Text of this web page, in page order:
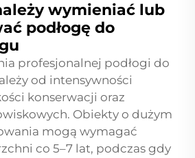
wymieniać lub
podłogę do
profesjonalnej podłogi do
od intensywności
konserwacji oraz
Obiekty o dużym
mogą wymagać
co 5–7 lat, podczas gdy